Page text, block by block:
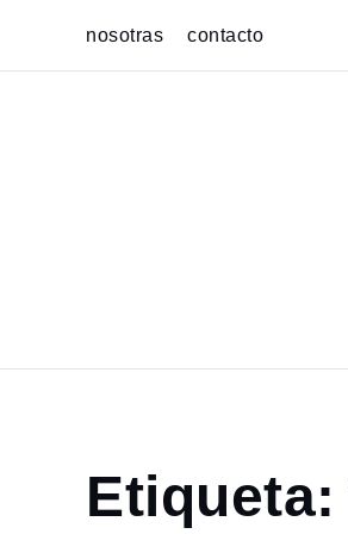
content
nosotras contacto
Home
portfolio
Etiqueta: